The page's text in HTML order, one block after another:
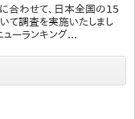
合わせて、日本全国の15
て調査を実施いたしまし
ューランキング...